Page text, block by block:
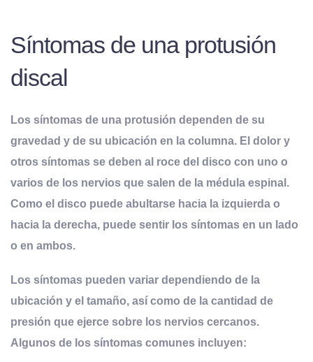
Síntomas de una protusión
discal
Los síntomas de una protusión dependen de su
gravedad y de su ubicación en la columna. El dolor y
otros síntomas se deben al roce del disco con uno o
varios de los nervios que salen de la médula espinal.
Como el disco puede abultarse hacia la izquierda o
hacia la derecha, puede sentir los síntomas en un lado
o en ambos.
Los síntomas pueden variar dependiendo de la
ubicación y el tamaño, así como de la cantidad de
presión que ejerce sobre los nervios cercanos.
Algunos de los síntomas comunes incluyen: